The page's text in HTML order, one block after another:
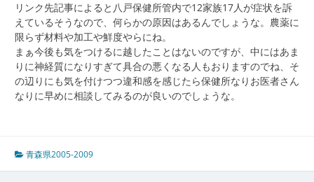
リンク先記事によると八戸保健所管内で12家族17人が症状を訴
えているそうなので、何らかの原因はあるんでしょうな。農薬に
限らず材料や加工や鮮度やらにね。
まぁ今後も気をつけるに越したことはないのですが、中にはあま
りに神経質になりすぎて具合の悪くなる人もおりますのでね、そ
の辺りにも気を付けつつ違和感を感じたら保健所なりお医者さん
なりに早めに相談してみるのが良いのでしょうな。
青森県2005-2009